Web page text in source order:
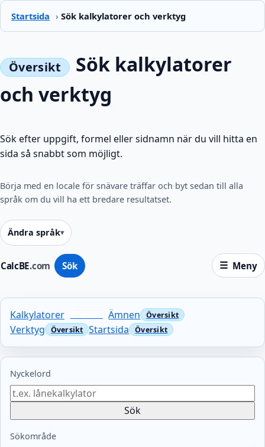
Startsida › Sök kalkylatorer och verktyg
CalcBE.com Sök Meny
Sök kalkylatorer
och verktyg
Sök efter uppgift, formel eller sidnamn när du vill hitta en
sida så snabbt som möjligt.
Börja med en locale för snävare träffar och byt sedan till alla
språk om du vill ha ett bredare resultatset.
Ändra språk
Kalkylatorer
Ämnen
Verktyg
Startsida
Nyckelord
Sök
Sökområde